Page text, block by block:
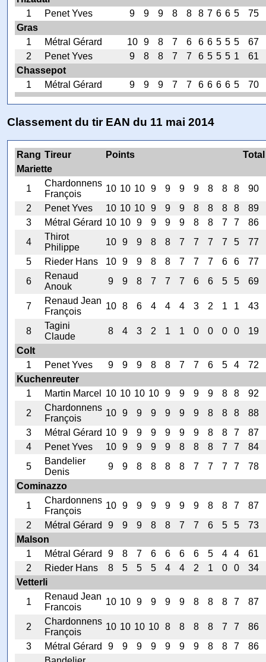
1
Penet Yves 9 9 9 8 8 8 7 6 6 5
75
Gras
1
Métral Gérard 10 9 8 7 6 6 6 5 5 5
67
2
Penet Yves 9 8 8 7 7 6 5 5 5 1
61
Chassepot
1
Métral Gérard 9 9 9 7 7 6 6 6 6 5 70
Classement du tir EAN du 11 mai 2014
Rang Tireur Points
Total
Mariette
1
Chardonnens
François
10 10 10 9 9 9 9 8 8 8
90
2
Penet Yves 10 10 10 9 9 9 8 8 8 8
89
3
Métral Gérard 10 10 9 9 9 9 8 8 7 7
86
4
Thirot
Philippe
10 9 9 8 8 7 7 7 7 5
77
5
Rieder Hans 10 9 9 8 8 7 7 7 6 6
77
6
Renaud
Anouk
9 9 8 7 7 7 6 6 5 5 69
7
Renaud Jean
François
10 8 6 4 4 4 3 2 1 1 43
8
Tagini
Claude
8 4 3 2 1 1 0 0 0 0
19
Colt
1
Penet Yves 9 9 9 8 8 7 7 6 5 4
72
Kuchenreuter
1
Martin Marcel 10 10 10 10 9 9 9 9 8 8
92
2
Chardonnens
François
10 9 9 9 9 9 9 8 8 8
88
3
Métral Gérard 10 9 9 9 9 9 9 8 8 7
87
4
Penet Yves 10 9 9 9 9 8 8 8 7 7
84
5
Bandelier
Denis
9 9 8 8 8 8 7 7 7 7
78
Cominazzo
1
Chardonnens
François
10 9 9 9 9 9 9 8 8 7
87
2
Métral Gérard 9 9 9 8 8 7 7 6 5 5
73
Malson
1
Métral Gérard 9 8 7 6 6 6 6 5 4 4
61
2
Rieder Hans 8 5 5 5 4 4 2 1 0 0
34
Vetterli
1
Renaud Jean
Francois
10 10 9 9 9 9 8 8 8 7 87
2
Chardonnens
François
10 10 10 10 8 8 8 8 7 7
86
3
Métral Gérard 9 9 9 9 9 9 9 8 8 7
86